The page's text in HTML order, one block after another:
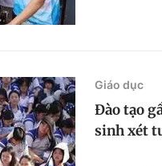
Giáo dục
Đào tạo
sinh xét